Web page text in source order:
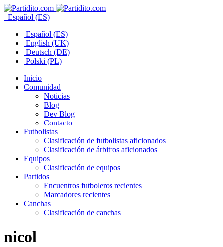
Español (ES)
Español (ES)
English (UK)
Deutsch (DE)
Polski (PL)
Inicio
Comunidad
Noticias
Blog
Dev Blog
Contacto
Futbolistas
Clasificación de futbolistas aficionados
Clasificación de árbitros aficionados
Equipos
Clasificación de equipos
Partidos
Encuentros futboleros recientes
Marcadores recientes
Canchas
Clasificación de canchas
nicol